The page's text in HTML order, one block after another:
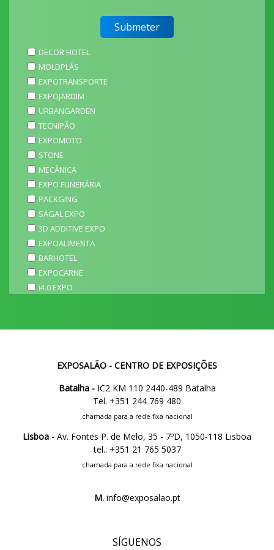
DECOR HOTEL
MOLDPLÁS
EXPOTRANSPORTE
EXPOJARDIM
URBANGARDEN
TECNIPÃO
EXPOMOTO
STONE
MECÂNICA
EXPO FUNERÁRIA
PACKGING
SAGAL EXPO
3D ADDITIVE EXPO
EXPOALIMENTA
BARHOTEL
EXPOCARNE
i4.0 EXPO
EXPOSALÃO - CENTRO DE EXPOSIÇÕES
Batalha -IC2 KM 110 2440-489 Batalha
Tel. +351 244 769 480
chamada para a rede fixa nacional
Lisboa - Av. Fontes P. de Melo, 35 - 7ºD, 1050-118 Lisboa
tel.: +351 21 765 5037
chamada para a rede fixa nacional
M.info@exposalao.pt
SÍGUENOS